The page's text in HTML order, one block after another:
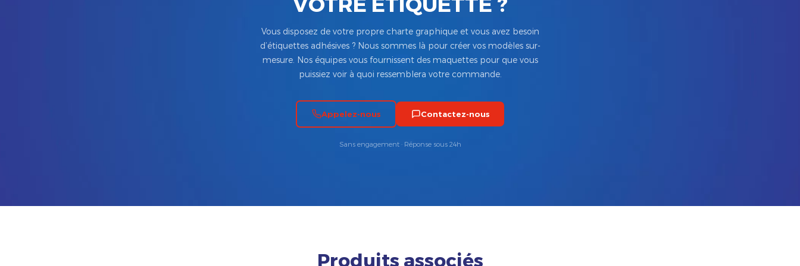
Vous disposez de votre propre charte graphique et vous avez besoin
d’étiquettes adhésives ? Nous sommes là pour créer vos modèles sur-
mesure. Nos équipes vous fournissent des maquettes pour que vous
puissiez voir à quoi ressemblera votre commande.
Appelez-nous Contactez-nous
Sans engagement · Réponse sous 24h
Produits associés